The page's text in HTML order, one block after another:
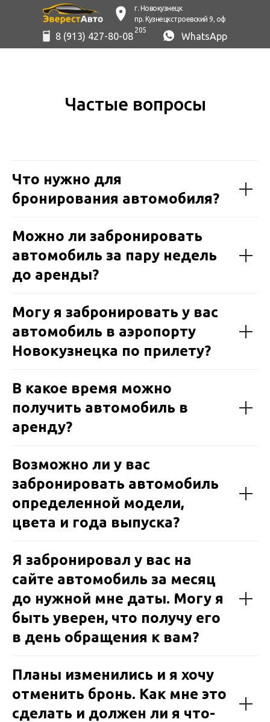
г. Новокузнецк
пр. Кузнецкстроевский 9, оф
205
8 (913) 427-80-08 WhatsApp
Частые вопросы
Что нужно для
бронирования автомобиля?
Можно ли забронировать
автомобиль за пару недель
до аренды?
Могу я забронировать у вас
автомобиль в аэропорту
Новокузнецка по прилету?
В какое время можно
получить автомобиль в
аренду?
Возможно ли у вас
забронировать автомобиль
определенной модели,
цвета и года выпуска?
Я забронировал у вас на
сайте автомобиль за месяц
до нужной мне даты. Могу я
быть уверен, что получу его
в день обращения к вам?
Планы изменились и я хочу
отменить бронь. Как мне это
сделать и должен ли я что-